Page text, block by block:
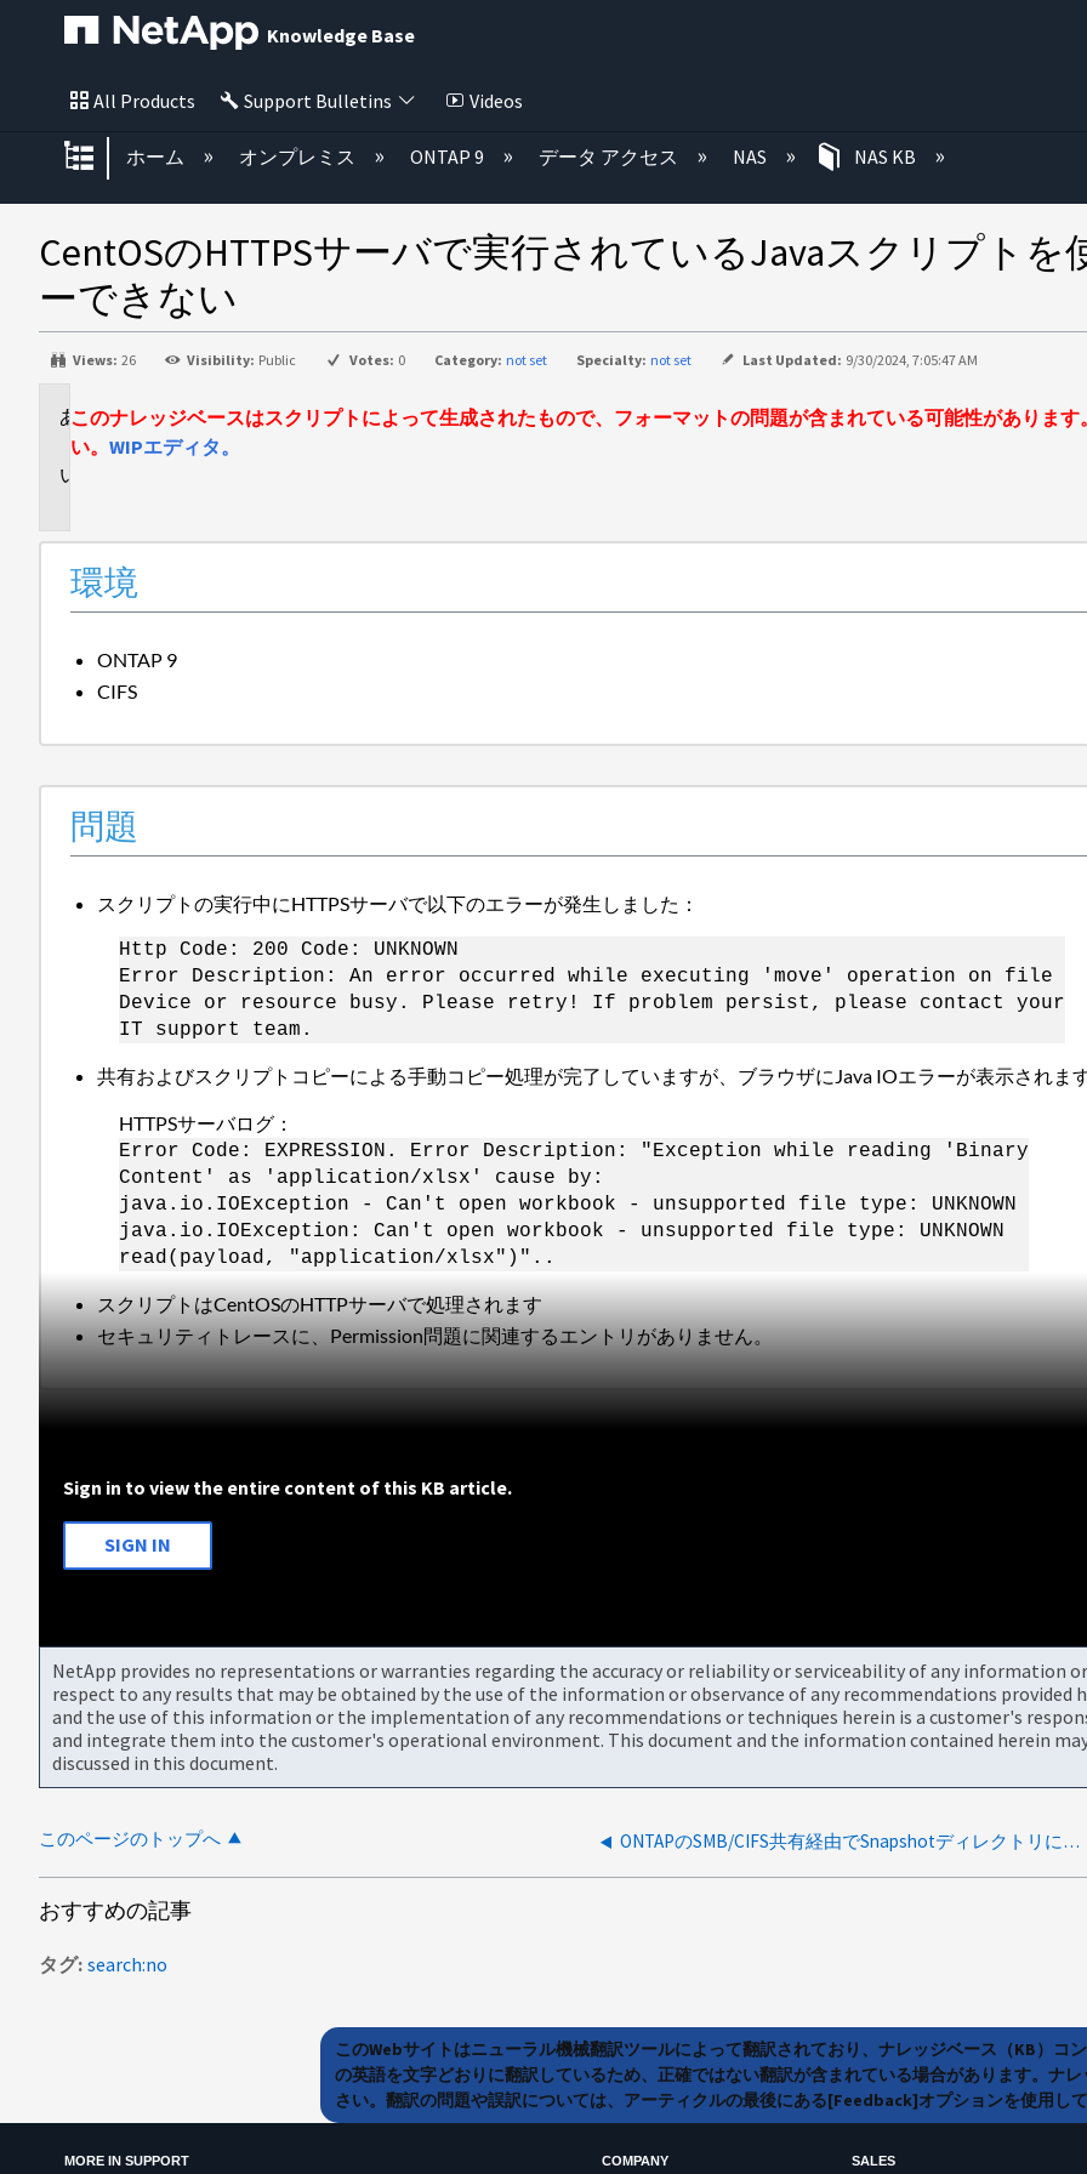
Knowledge Base
All Products Support Bulletins Videos
グローバル階層を展開/折りたたむ
ホーム オンプレミス ONTAP 9 データ アクセス NAS NAS KB
CentOSのHTTPSサーバで実行されているJavaスクリプト
ーできない
Views: 26 Visibility: Public Votes: 0 Category: not set Specialty: not set Last Updated: 9/30/2024, 7:05:47 AM
環
境
このナレッジベースはスクリプトによって生成されたもので、フォーマットの問題が含まれている可能性がありま
い。 WIPエディタ。
環境
ONTAP 9
CIFS
問題
スクリプトの実行中にHTTPSサーバで以下のエラーが発生しました：
Http Code: 200 Code: UNKNOWN
Error Description: An error occurred while executing 'move' operation on file
Device or resource busy. Please retry! If problem persist, please contact your
IT support team.
共有およびスクリプトコピーによる手動コピー処理が完了していますが、ブラウザにJava IOエラーが表示されま
HTTPSサーバログ：
Error Code: EXPRESSION. Error Description: "Exception while reading 'Binary
Content' as 'application/xlsx' cause by:
java.io.IOException - Can't open workbook - unsupported file type: UNKNOWN
java.io.IOException: Can't open workbook - unsupported file type: UNKNOWN
read(payload, "application/xlsx")"..
スクリプトはCentOSのHTTPサーバで処理されます
セキュリティトレースに、Permission問題に関連するエントリがありません。
Sign in to view the entire content of this KB article.
SIGN IN
NetApp provides no representations or warranties regarding the accuracy or reliability or serviceability of any information
respect to any results that may be obtained by the use of the information or observance of any recommendations
and the use of this information or the implementation of any recommendations or techniques herein is a customer's
and integrate them into the customer's operational environment. This document and the information contained herein
discussed in this document.
このページのトップへ ONTAPのSMB/CIFS共有経由でSnapshotディレクトリにアクセスするか、Snapshotディレクトリからデータをリストアできない
おすすめの記事
タグ search:no
このWebサイトはニューラル機械翻訳ツールによって翻訳されており、ナレッジベース（KB）
の英語を文字どおりに翻訳しているため、正確ではない翻訳が含まれている場合があります。ナ
さい。翻訳の問題や誤訳については、アーティクルの最後にある[Feedback]オプションを使用し
MORE IN SUPPORT COMPANY SALES